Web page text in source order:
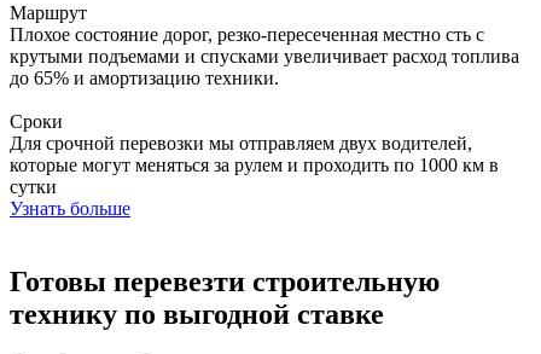
Маршрут
Плохое состояние дорог, резко-пересеченная местно сть с
крутыми подъемами и спусками увеличивает расход топлива
до 65% и амортизацию техники.
Сроки
Для срочной перевозки мы отправляем двух водителей,
которые могут меняться за рулем и проходить по 1000 км в
сутки
Узнать больше
Готовы перевезти строительную
технику по выгодной ставке